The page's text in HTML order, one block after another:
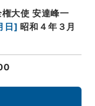
大使 安達峰一
日 ] 昭和４年３月